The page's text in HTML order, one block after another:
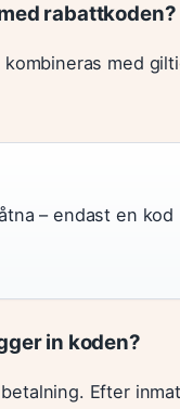
rabattkoden?
med
– endast en
in koden?
Efter